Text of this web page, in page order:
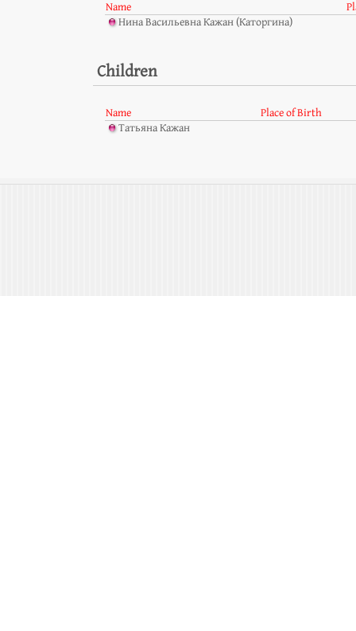
Name
Нина Васильевна Кажан (Каторгина)
Children
Name
Place of Birth
Татьяна Кажан